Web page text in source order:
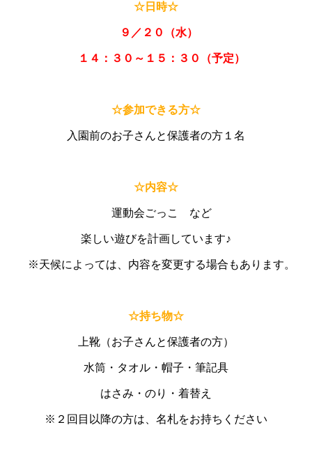
☆日時☆
９／２０（水）
１４：３０～１５：３０（予定）
☆参加できる方☆
入園前のお子さんと保護者の方１名
☆内容☆
運動会ごっこ など
楽しい遊びを計画しています♪
※天候によっては、内容を変更する場合もあります。
☆持ち物☆
上靴（お子さんと保護者の方）
水筒・タオル・帽子・筆記具
はさみ・のり・着替え
※２回目以降の方は、名札をお持ちください